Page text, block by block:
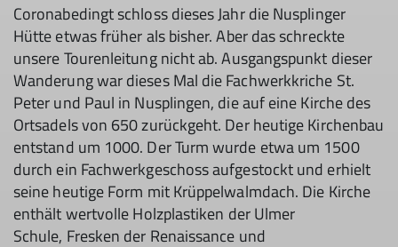
Coronabedingt schloss dieses Jahr die Nusplinger
Hütte etwas früher als bisher. Aber das schreckte
unsere Tourenleitung nicht ab. Ausgangspunkt dieser
Wanderung war dieses Mal die Fachwerkkriche St.
Peter und Paul in Nusplingen, die auf eine Kirche des
Ortsadels von 650 zurückgeht. Der heutige Kirchenbau
entstand um 1000. Der Turm wurde etwa um 1500
durch ein Fachwerkgeschoss aufgestockt und erhielt
seine heutige Form mit Krüppelwalmdach. Die Kirche
enthält wertvolle Holzplastiken der Ulmer
Schule, Fresken der Renaissance und